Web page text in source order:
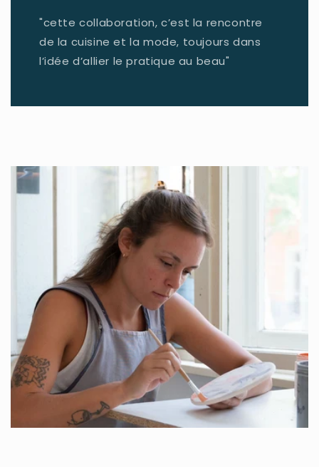
"cette collaboration, c’est la rencontre
de la cuisine et la mode, toujours dans
l’idée d’allier le pratique au beau"